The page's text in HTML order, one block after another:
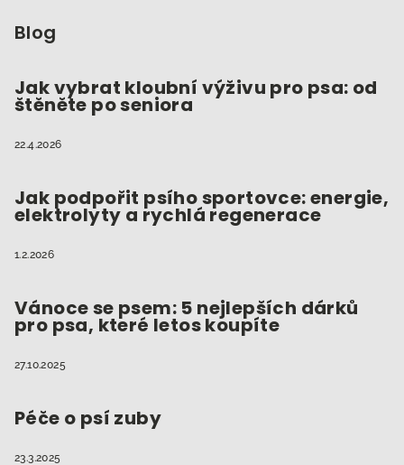
Blog
Jak vybrat kloubní výživu pro psa: od
štěněte po seniora
22.4.2026
Jak podpořit psího sportovce: energie,
elektrolyty a rychlá regenerace
1.2.2026
Vánoce se psem: 5 nejlepších dárků
pro psa, které letos koupíte
27.10.2025
Péče o psí zuby
23.3.2025